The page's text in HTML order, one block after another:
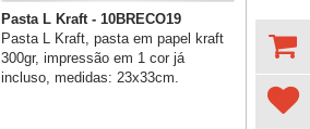
Pasta L Kraft - 10BRECO19
Pasta L Kraft, pasta em papel kraft
300gr, impressão em 1 cor já
incluso, medidas: 23x33cm.